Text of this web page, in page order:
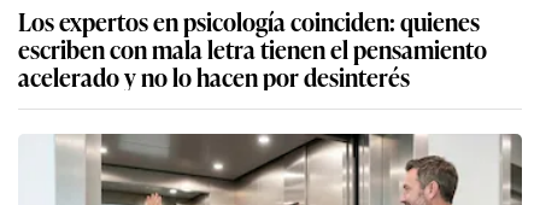
Los expertos en psicología coinciden: quienes
escriben con mala letra tienen el pensamiento
acelerado y no lo hacen por desinterés